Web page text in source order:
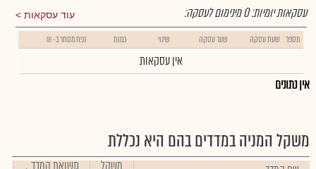
עוד עסקאות עסקאות יומיות:0מינימום לעסקה:
מספר שעת עסקה שער עסקה שינוי כמות נפח מסחר ב- ₪
אין עסקאות
אין נתונים
משקל המניה במדדים בהם היא נכללת